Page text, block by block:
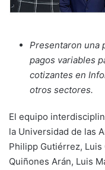
Presentaron una
pagos variables
cotizantes en
otros sectores.
El equipo
la Universidad de las
Philipp Gutiérrez,
Quiñones Arán, Luis